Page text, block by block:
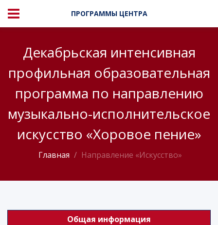
ПРОГРАММЫ ЦЕНТРА
Декабрьская интенсивная
профильная образовательная
программа по направлению
музыкально-исполнительское
искусство «Хоровое пение»
Главная Направление «Искусство»
Общая информация